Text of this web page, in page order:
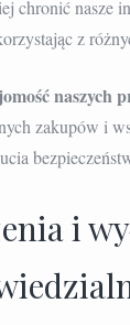
chronić nasze
z
naszych
zakupów i
i